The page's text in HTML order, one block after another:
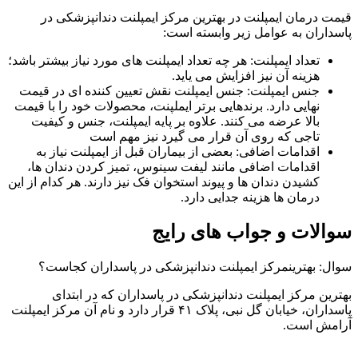
قیمت درمان ایمپلنت در بهترین مرکز ایمپلنت دندانپزشکی در
پاسداران به عوامل زیر وابسته است:
تعداد ایمپلنت: هر چه تعداد ایمپلنت های مورد نیاز بیشتر باشد؛
هزینه آن نیز افزایش می یاید.
جنس ایمپلنت: جنس ایمپلنت نقش تعیین کننده ای در قیمت
نهایی دارد. برندهایی برتر ایملپنت، محصولات خود را با قیمت
بالا عرضه می کنند. علاوه بر پایه ایمپلنت، جنس و کیفیت
تاجی که روی آن قرار می گیرد نیز مهم است
اقدامات اضافی: بعضی از بیماران قبل از ایمپلنت نیاز به
اقدامات اضافی مانند لیفت سینوس، تمیز کردن دندان ها،
کشیدن دندان ها و پیوند استخوان فک نیز دارند. هر کدام از این
درمان ها هزینه جدایی دارد.
سوالات و جواب های رایج
سوال: بهترینمرکز ایمپلنت دندانپزشکی در پاسداران کجاست؟
بهترین مرکز ایمپلنت دندانپزشکی در پاسداران که در ابتدای
پاسداران، خیابان گل نبی، پلاک ۴۱ قرار دارد و نام آن مرکز ایمپلنت
آرامش است.